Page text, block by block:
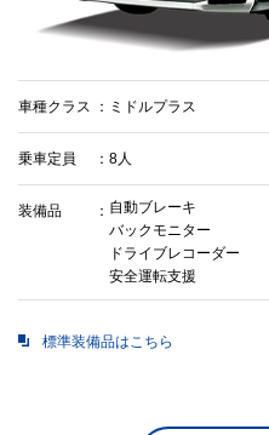
車種クラス ミドルプラス
乗車定員 8人
装備品
自動ブレーキ
バックモニター
ドライブレコーダー
安全運転支援
標準装備品はこちら